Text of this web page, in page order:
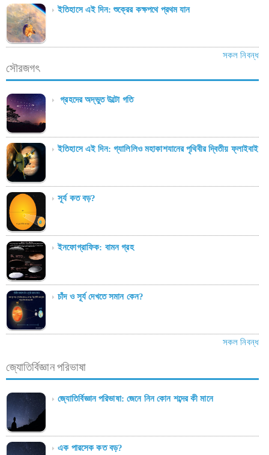
ইতিহাসে এই দিন: শুক্রের কক্ষপথে প্রথম যান
সকল নিবন্ধ
সৌরজগৎ
গ্রহদের অদ্ভুত উল্টো গতি
ইতিহাসে এই দিন: গ্যালিলিও মহাকাশযানের পৃথিবীর দ্বিতীয় ফ্লাইবাই
সূর্য কত বড়?
ইনফোগ্রাফিক: বামন গ্রহ
চাঁদ ও সূর্য দেখতে সমান কেন?
সকল নিবন্ধ
জ্যোতির্বিজ্ঞান পরিভাষা
জ্যোতির্বিজ্ঞান পরিভাষা: জেনে নিন কোন শব্দের কী মানে
এক পারসেক কত বড়?